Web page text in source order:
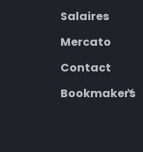
Salaires
Mercato
Contact
Bookmakers